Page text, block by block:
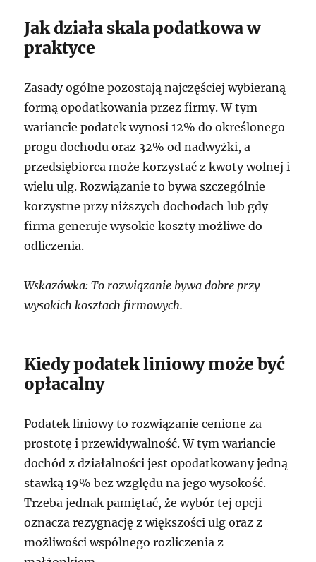
Jak działa skala podatkowa w
praktyce
Zasady ogólne pozostają najczęściej wybieraną
formą opodatkowania przez firmy. W tym
wariancie podatek wynosi 12% do określonego
progu dochodu oraz 32% od nadwyżki, a
przedsiębiorca może korzystać z kwoty wolnej i
wielu ulg. Rozwiązanie to bywa szczególnie
korzystne przy niższych dochodach lub gdy
firma generuje wysokie koszty możliwe do
odliczenia.
Wskazówka: To rozwiązanie bywa dobre przy
wysokich kosztach firmowych.
Kiedy podatek liniowy może być
opłacalny
Podatek liniowy to rozwiązanie cenione za
prostotę i przewidywalność. W tym wariancie
dochód z działalności jest opodatkowany jedną
stawką 19% bez względu na jego wysokość.
Trzeba jednak pamiętać, że wybór tej opcji
oznacza rezygnację z większości ulg oraz z
możliwości wspólnego rozliczenia z